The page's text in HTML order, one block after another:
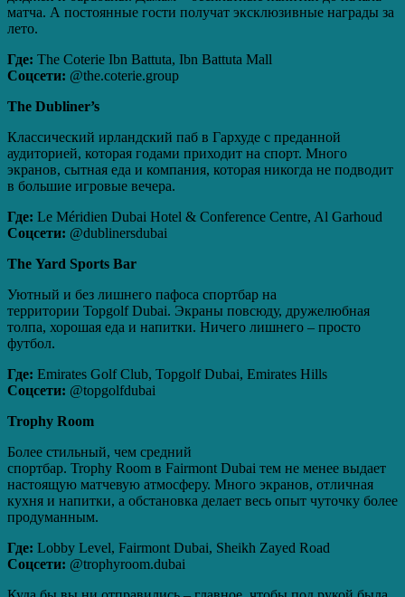
матча. А постоянные гости получат эксклюзивные награды за
лето.
Где: The Coterie Ibn Battuta, Ibn Battuta Mall
Соцсети: @the.coterie.group
The Dubliner’s
Классический ирландский паб в Гархуде с преданной
аудиторией, которая годами приходит на спорт. Много
экранов, сытная еда и компания, которая никогда не подводит
в большие игровые вечера.
Где: Le Méridien Dubai Hotel & Conference Centre, Al Garhoud
Соцсети: @dublinersdubai
The Yard Sports Bar
Уютный и без лишнего пафоса спортбар на
территории Topgolf Dubai. Экраны повсюду, дружелюбная
толпа, хорошая еда и напитки. Ничего лишнего – просто
футбол.
Где: Emirates Golf Club, Topgolf Dubai, Emirates Hills
Соцсети: @topgolfdubai
Trophy Room
Более стильный, чем средний
спортбар. Trophy Room в Fairmont Dubai тем не менее выдает
настоящую матчевую атмосферу. Много экранов, отличная
кухня и напитки, а обстановка делает весь опыт чуточку более
продуманным.
Где: Lobby Level, Fairmont Dubai, Sheikh Zayed Road
Соцсети: @trophyroom.dubai